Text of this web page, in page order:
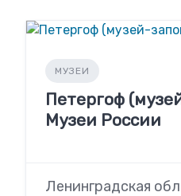
МУЗЕИ
Петергоф
Музеи России
Ленинградская